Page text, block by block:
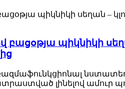
պիկնիկի
լինելով ամուր